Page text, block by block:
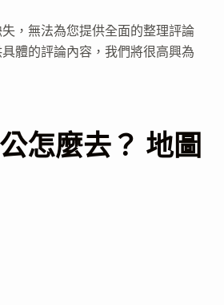
，無法為您提供全面的整理評論
體的評論內容，我們將很高興為
怎麼去？ 地圖